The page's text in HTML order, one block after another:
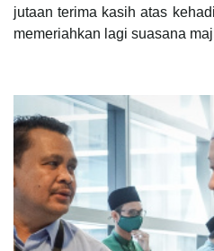
jutaan terima kasih atas
memeriahkan lagi suasana